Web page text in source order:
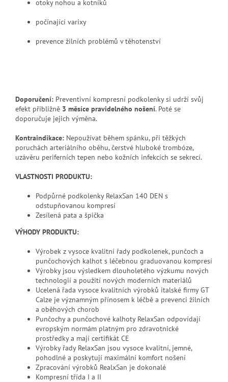
otoky nohou a kotníků
počínající varixy
prevence žilních problémů v těhotenství
Doporučení: Preventivní kompresní podkolenky si udrží svůj
efekt přibližně 3 měsíce pravidelného nošení. Poté se
doporučuje jejich výměna.
Kontraindikace: Nepoužívat během spánku, při těžkých
poruchách arteriálního oběhu, čerstvé hluboké trombóze,
uzávěru periferních tepen nebo kožních infekcích se sekrecí.
VLASTNOSTI PRODUKTU:
Podpůrné podkolenky RelaxSan 140 DEN s
odstupňovanou kompresí
Zesílená pata a špička
VÝHODY PRODUKTU:
Výrobek z vysoce kvalitní řady podkolenek, punčoch a
punčochových kalhot s léčebnou graduovanou kompresí
Výrobky jsou výsledkem dlouholetého výzkumu nových
technologií a použití nových moderních materiálů
Ucelená řada vysoce kvalitních výrobků italské firmy GT
Calze je významným přínosem k léčbě a prevenci žilních
a oběhových chorob
Punčochy a punčochové kalhoty RelaxSan odpovídají
evropským normám platným pro zdravotnické
prostředky a mají certifikát CE
Výrobky řady RelaxSan jsou vysoce kvalitní, jemné,
pohodlné a poskytují maximální komfort nošení
Zpracování výrobků RealxSan je dokonalé
Kompresní třída I a II